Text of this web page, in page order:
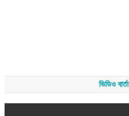
ভিডিও বার্তা